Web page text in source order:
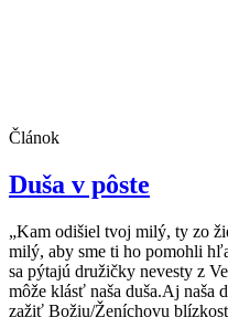
Článok
Duša v pôste
„Kam odišiel tvoj milý, ty zo
milý, aby sme ti ho pomohli
sa pýtajú družičky nevesty z
môže klásť naša duša.Aj naša
zažiť Božiu/Ženíchovu